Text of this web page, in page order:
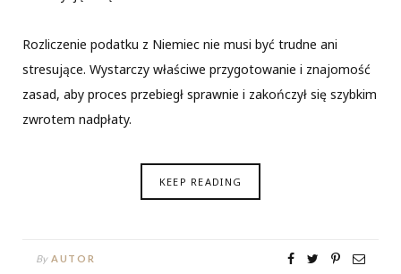
Rozliczenie podatku z Niemiec nie musi być trudne ani
stresujące. Wystarczy właściwe przygotowanie i znajomość
zasad, aby proces przebiegł sprawnie i zakończył się szybkim
zwrotem nadpłaty.
KEEP READING
By AUTOR